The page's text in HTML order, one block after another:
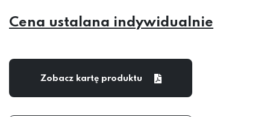
Cena ustalana indywidualnie
Zobacz kartę produktu